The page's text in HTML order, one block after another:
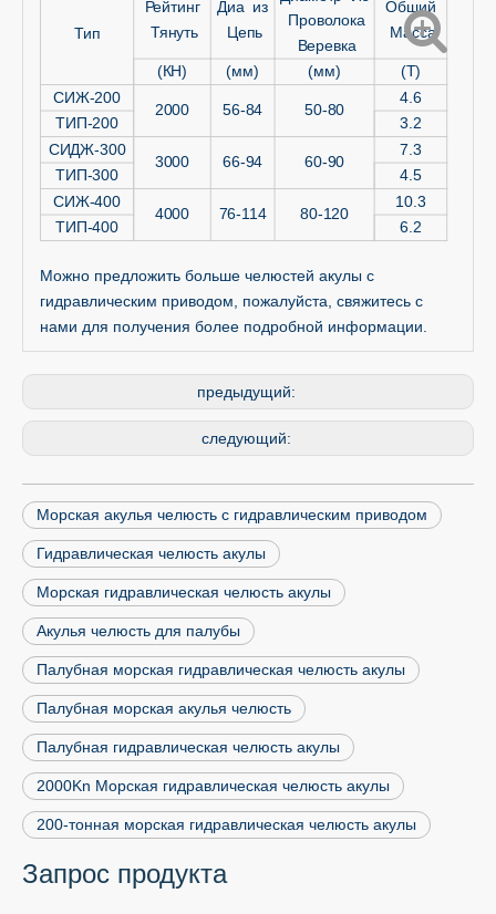
Тип
Рейтинг
Тянуть
Диа из
Цепь
Проволока
Веревка
Общий
Масса
(КН) (мм) (мм) (Т)
СИЖ-200
2000 56-84 50-80
4.6
ТИП-200
3.2
СИДЖ-300
3000 66-94 60-90
7.3
ТИП-300
4.5
СИЖ-400
4000 76-114 80-120
10.3
ТИП-400 6.2
Можно предложить больше челюстей акулы с
гидравлическим приводом, пожалуйста, свяжитесь с
нами для получения более подробной информации.
предыдущий:
следующий:
Морская акулья челюсть с гидравлическим приводом
Гидравлическая челюсть акулы
Морская гидравлическая челюсть акулы
Акулья челюсть для палубы
Палубная морская гидравлическая челюсть акулы
Палубная морская акулья челюсть
Палубная гидравлическая челюсть акулы
2000Kn Морская гидравлическая челюсть акулы
200-тонная морская гидравлическая челюсть акулы
Запрос продукта